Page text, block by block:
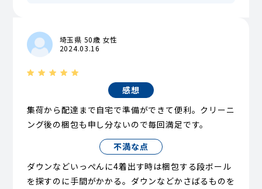
埼玉県 50歳 女性
2024.03.16
感想
集荷から配達まで自宅で準備ができて便利。クリーニ
ング後の梱包も申し分ないので毎回満足です。
不満な点
ダウンなどいっぺんに4着出す時は梱包する段ボール
を探すのに手間がかかる。ダウンなどかさばるものを